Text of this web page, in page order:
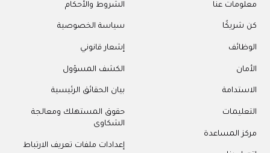
معلومات عنا
كن شريكًا
الوظائف
الأمان
الاستدامة
التعليمات
مركز المساعدة
الشروط والأحكام
سياسة الخصوصية
إشعار قانوني
الكشف المسؤول
بيان الحقائق الرئيسية
حقوق المستهلك ومعالجة
الشكاوى
إعدادات ملفات تعريف الارتباط